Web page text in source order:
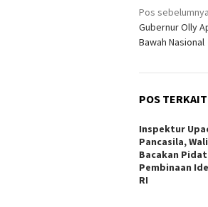
Navigasi
pos
Pos sebelumnya
Gubernur Olly
Bawah Nasional
POS TERKAIT
Inspektur
Pancasila,
Bacakan
Pembinaan
RI